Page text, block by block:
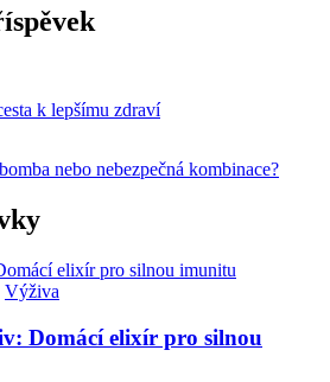
k lepšímu zdraví
nebo nebezpečná kombinace?
Výživa
Domácí elixír pro silnou